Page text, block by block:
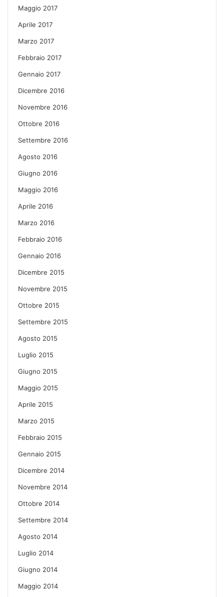
Maggio 2017
Aprile 2017
Marzo 2017
Febbraio 2017
Gennaio 2017
Dicembre 2016
Novembre 2016
Ottobre 2016
Settembre 2016
Agosto 2016
Giugno 2016
Maggio 2016
Aprile 2016
Marzo 2016
Febbraio 2016
Gennaio 2016
Dicembre 2015
Novembre 2015
Ottobre 2015
Settembre 2015
Agosto 2015
Luglio 2015
Giugno 2015
Maggio 2015
Aprile 2015
Marzo 2015
Febbraio 2015
Gennaio 2015
Dicembre 2014
Novembre 2014
Ottobre 2014
Settembre 2014
Agosto 2014
Luglio 2014
Giugno 2014
Maggio 2014